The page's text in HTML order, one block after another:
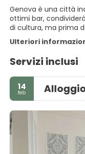
Genova è una città
ottimi bar,
di cultura, ma prima
Ulteriori
Servizi inclusi
14
feb